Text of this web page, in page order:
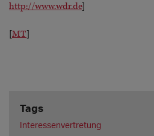
http://www.wdr.de]
[MT]
Tags
Interessenvertretung